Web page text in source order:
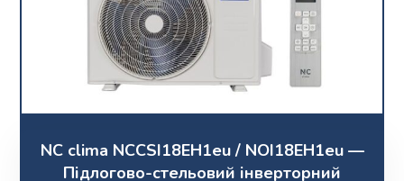
NC clima NCCSI18EH1eu / NOI18EH1eu —
Підлогово-стельовий інверторний